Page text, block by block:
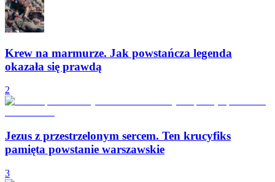
Krew na marmurze. Jak powstańcza legenda
okazała się prawdą
2
Jezus z przestrzelonym sercem. Ten krucyfiks
pamięta powstanie warszawskie
3